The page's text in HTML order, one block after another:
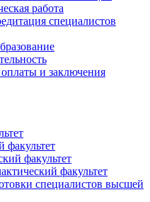
работа
специалистов
и заключения
факультет
факультет
факультет
специалистов высшей